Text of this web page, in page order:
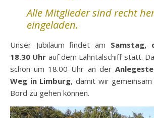
Alle Mitglieder sind recht
eingeladen.
Unser Jubiläum findet am Samstag,
18.30 Uhr auf dem Lahntalschiff statt.
schon um 18.00 Uhr an der
Weg in Limburg, damit wir gemeinsam
Bord zu gehen können.